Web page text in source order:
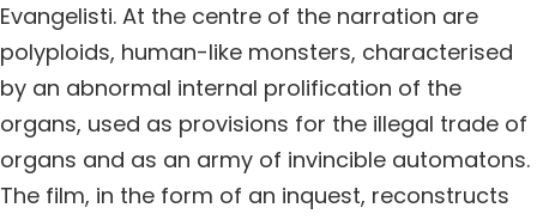
Evangelisti. At the centre of the narration are
polyploids, human-like monsters, characterised
by an abnormal internal prolification of the
organs, used as provisions for the illegal trade of
organs and as an army of invincible automatons.
The film, in the form of an inquest, reconstructs